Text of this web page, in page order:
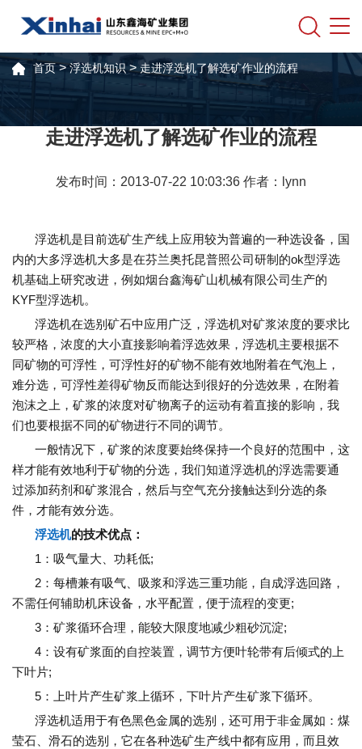
首页>浮选机知识>走进浮选机了解选矿作业的流程
走进浮选机了解选矿作业的流程
发布时间：2013-07-22 10:03:36 作者：lynn
浮选机是目前选矿生产线上应用较为普遍的一种选设备，国
内的大多浮选机大多是在芬兰奥托昆普照公司研制的ok型浮选
机基础上研究改进，例如烟台鑫海矿山机械有限公司生产的
KYF型浮选机。
浮选机在选别矿石中应用广泛，浮选机对矿浆浓度的要求比
较严格，浓度的大小直接影响着浮选效果，浮选机主要根据不
同矿物的可浮性，可浮性好的矿物不能有效地附着在气泡上，
难分选，可浮性差得矿物反而能达到很好的分选效果，在附着
泡沫之上，矿浆的浓度对矿物离子的运动有着直接的影响，我
们也要根据不同的矿物进行不同的调节。
一般情况下，矿浆的浓度要始终保持一个良好的范围中，这
样才能有效地利于矿物的分选，我们知道浮选机的浮选需要通
过添加药剂和矿浆混合，然后与空气充分接触达到分选的条
件，才能有效分选。
浮选机的技术优点：
1：吸气量大、功耗低;
2：每槽兼有吸气、吸浆和浮选三重功能，自成浮选回路，
不需任何辅助机床设备，水平配置，便于流程的变更;
3：矿浆循环合理，能较大限度地减少粗砂沉淀;
4：设有矿浆面的自控装置，调节方便叶轮带有后倾式的上
下叶片;
5：上叶片产生矿浆上循环，下叶片产生矿浆下循环。
浮选机适用于有色黑色金属的选别，还可用于非金属如：煤
莹石、滑石的选别，它在各种选矿生产线中都有应用，而且效